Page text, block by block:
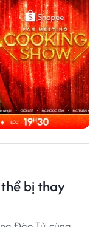
thể bị thay